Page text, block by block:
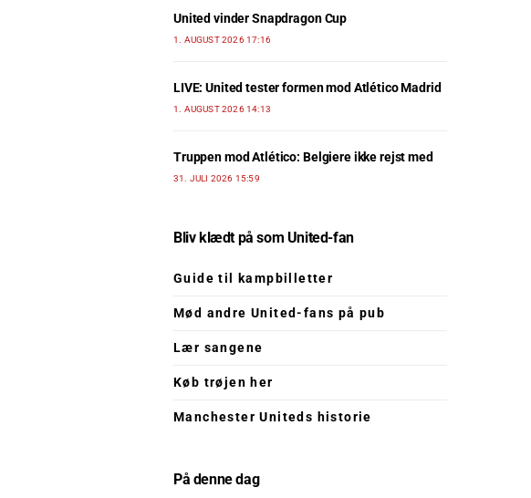
United vinder Snapdragon Cup
1. AUGUST 2026 17:16
LIVE: United tester formen mod Atlético Madrid
1. AUGUST 2026 14:13
Truppen mod Atlético: Belgiere ikke rejst med
31. JULI 2026 15:59
Bliv klædt på som United-fan
Guide til kampbilletter
Mød andre United-fans på pub
Lær sangene
Køb trøjen her
Manchester Uniteds historie
På denne dag